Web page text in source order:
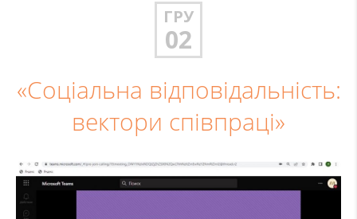
ГРУ
02
«Соціальна відповідальність:
вектори співпраці»